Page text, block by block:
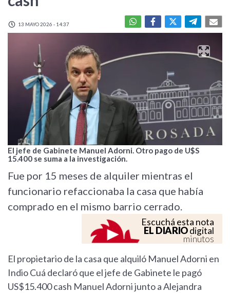
13 MAYO 2026 - 14:37
El jefe de Gabinete Manuel Adorni. Otro pago de U$S
15.400 se suma a la investigación.
Fue por 15 meses de alquiler mientras el
funcionario refaccionaba la casa que había
comprado en el mismo barrio cerrado.
Escuchá esta nota
EL DIARIOdigital
minutos
El propietario de la casa que alquiló Manuel Adorni en
Indio Cuá declaró que el jefe de Gabinete le pagó
US$15.400 cash Manuel Adorni junto a Alejandra